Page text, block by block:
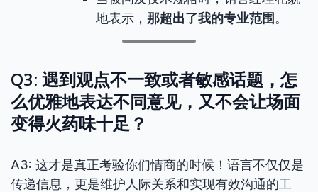
地表示， 那超出了我的专业范围 。
Q3: 遇到观点不一致或者敏感话题，怎
么优雅地表达不同意见，又不会让场面
变得火药味十足？
A3: 这才是真正考验你们情商的时候！语言不仅仅是
传递信息，更是维护人际关系和实现有效沟通的工